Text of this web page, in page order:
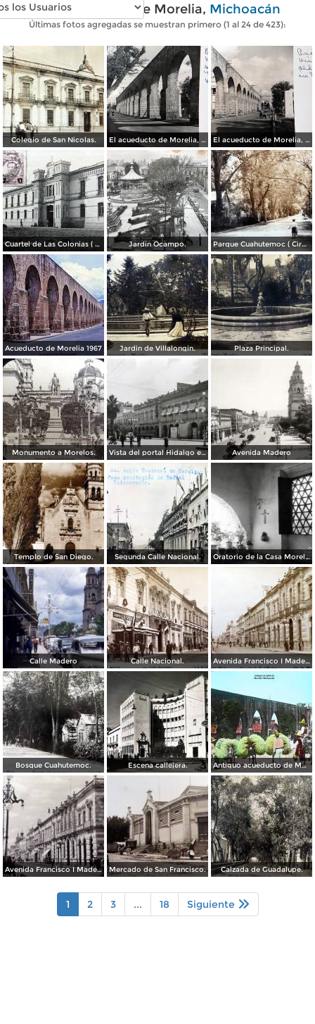
Fotos antiguas de Morelia, Michoacán
Últimas fotos agregadas se muestran primero (1 al 24 de 423):
Colegio de San Nicolas. El acueducto de Morelia, Michoacán El acueducto de Morelia, Michoacán
Cuartel de Las Colonias ( Circulada el 1 de Abril de 1921 ). Jardin Ocampo. Parque Cuahutemoc ( Circulada el 24 de Junio de 1938 ).
Acueducto de Morelia 1967 Jardin de Villalongin. Plaza Principal.
Monumento a Morelos. Vista del portal Hidalgo en Morelia Michoacán ( Circulada el 6 de Abril de 1957 ). Avenida Madero
Templo de San Diego. Segunda Calle Nacional. Oratorio de la Casa Morelos
Calle Madero Calle Nacional. Avenida Francisco I Madero.
Bosque Cuahutemoc. Escena callejera. Antiguo acueducto de Morelia Michoacán.
Avenida Francisco I Madero. Mercado de San Francisco. Calzada de Guadalupe.
1 2 3 ... 18 Siguiente